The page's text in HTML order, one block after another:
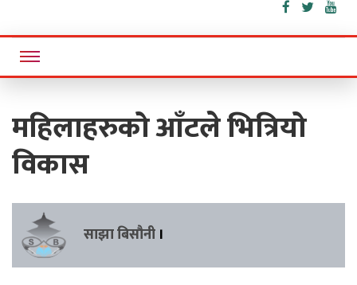
Bisaunee
महिलाहरुको आँटले भित्रियो
विकास
साझा बिसौनी ।